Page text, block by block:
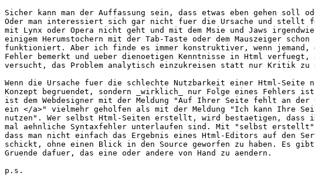
Sicher kann man der Auffassung sein, dass etwas eben gehen soll
Oder man interessiert sich gar nicht fuer die Ursache und stellt
mit Lynx oder Opera nicht geht und mit dem Msie und Jaws irgendwie
einigem Herumstochern mit der Tab-Taste oder dem Mauszeiger schon
funktioniert. Aber ich finde es immer konstruktiver, wenn jemand,
Fehler bemerkt und ueber dienoetigen Kenntnisse in Html verfuegt,
versucht, das Problem analytisch einzukreisen statt nur Kritik zu
Wenn die Ursache fuer die schlechte Nutzbarkeit einer Html-Seite
Konzept begruendet, sondern _wirklich_ nur Folge eines Fehlers
ist dem Webdesigner mit der Meldung "Auf Ihrer Seite fehlt an
ein </a>" vielmehr geholfen als mit der Meldung "Ich kann Ihre
nutzen". Wer selbst Html-Seiten erstellt, wird bestaetigen, dass
mal aehnliche Syntaxfehler unterlaufen sind. Mit "selbst erstellt"
dass man nicht einfach das Ergebnis eines Html-Editors auf den
schickt, ohne einen Blick in den Source geworfen zu haben. Es
Gruende dafuer, das eine oder andere von Hand zu aendern.
p.s.